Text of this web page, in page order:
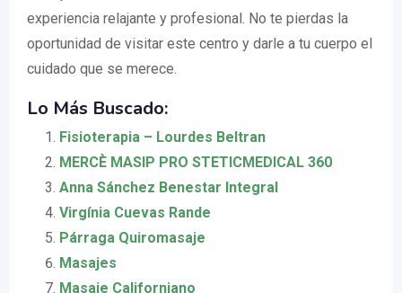
experiencia relajante y profesional. No te pierdas la
oportunidad de visitar este centro y darle a tu cuerpo el
cuidado que se merece.
Lo Más Buscado:
Fisioterapia – Lourdes Beltran
MERCÈ MASIP PRO STETICMEDICAL 360
Anna Sánchez Benestar Integral
Virgínia Cuevas Rande
Párraga Quiromasaje
Masajes
Masaje Californiano